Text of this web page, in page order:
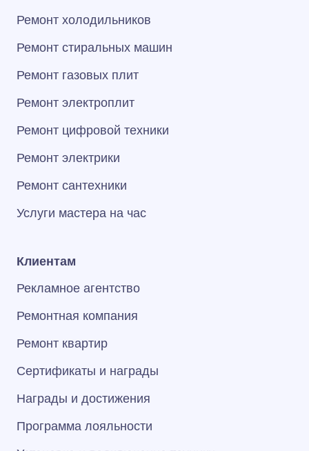
Ремонт холодильников
Ремонт стиральных машин
Ремонт газовых плит
Ремонт электроплит
Ремонт цифровой техники
Ремонт электрики
Ремонт сантехники
Услуги мастера на час
Клиентам
Рекламное агентство
Ремонтная компания
Ремонт квартир
Сертификаты и награды
Награды и достижения
Программа лояльности